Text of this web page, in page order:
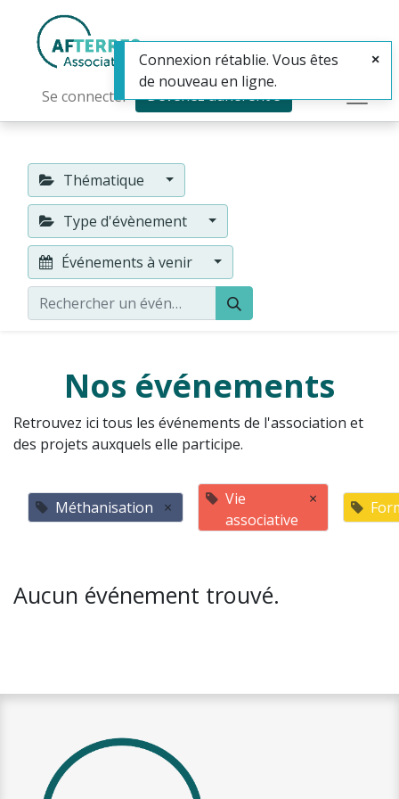
Se connecter Devenez adhérent·e
Thématique
Type d'évènement
Événements à venir
Nos événements
Retrouvez ici tous les événements de l'association et
des projets auxquels elle participe.
Méthanisation ×
Vie
associative
×
Aucun événement trouvé.
Connexion rétablie. Vous êtes
de nouveau en ligne.